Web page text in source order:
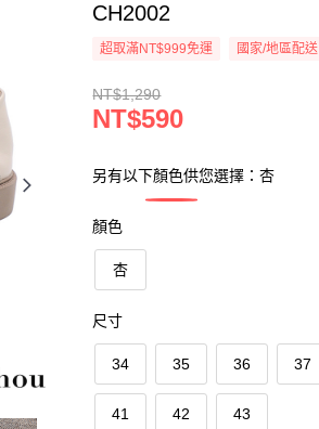
CH2002
超取滿NT$999免運 國家/地區配送
NT$1,290
NT$590
另有以下顏色供您選擇：杏
顏色
杏
尺寸
34 35 36 37
41 42 43